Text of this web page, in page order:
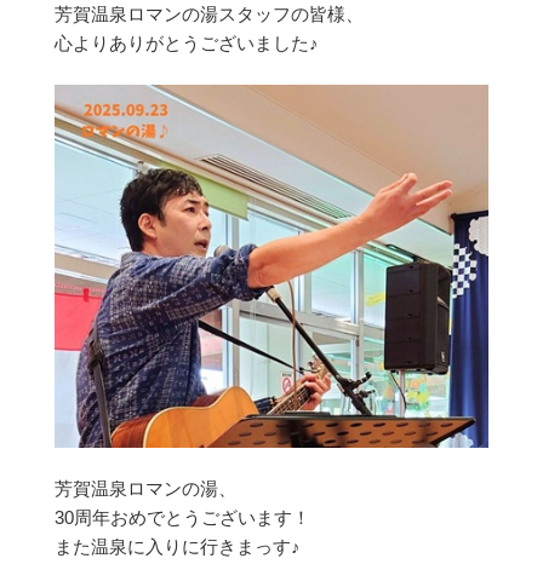
芳賀温泉ロマンの湯スタッフの皆様、
心よりありがとうございました♪
芳賀温泉ロマンの湯、
30周年おめでとうございます！
また温泉に入りに行きまっす♪